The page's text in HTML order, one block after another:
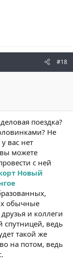
#18
поездка?
Не
вас нет
можете
с ней
Новый
обычные
и коллеги
ведь
такой же
на потом, ведь